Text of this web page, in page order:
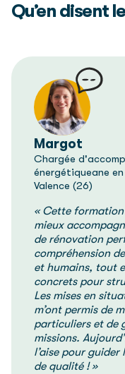
Qu’en disent
Margot
Chargée
énergétiqueane
Valence (26)
« Cette formation
mieux
de rénovation
compréhension
et humains, tout
concrets pour
Les mises en
m’ont permis de
particuliers et de
missions.
l’aise pour
de qualité ! »